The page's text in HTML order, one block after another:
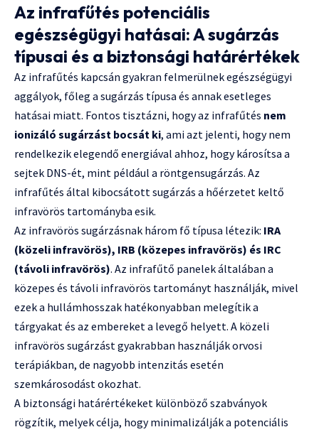
Az infrafűtés potenciális
egészségügyi hatásai: A sugárzás
típusai és a biztonsági határértékek
Az infrafűtés kapcsán gyakran felmerülnek egészségügyi
aggályok, főleg a sugárzás típusa és annak esetleges
hatásai miatt. Fontos tisztázni, hogy az infrafűtés nem
ionizáló sugárzást bocsát ki, ami azt jelenti, hogy nem
rendelkezik elegendő energiával ahhoz, hogy károsítsa a
sejtek DNS-ét, mint például a röntgensugárzás. Az
infrafűtés által kibocsátott sugárzás a hőérzetet keltő
infravörös tartományba esik.
Az infravörös sugárzásnak három fő típusa létezik: IRA
(közeli infravörös), IRB (közepes infravörös) és IRC
(távoli infravörös). Az infrafűtő panelek általában a
közepes és távoli infravörös tartományt használják, mivel
ezek a hullámhosszak hatékonyabban melegítik a
tárgyakat és az embereket a levegő helyett. A közeli
infravörös sugárzást gyakrabban használják orvosi
terápiákban, de nagyobb intenzitás esetén
szemkárosodást okozhat.
A biztonsági határértékeket különböző szabványok
rögzítik, melyek célja, hogy minimalizálják a potenciális